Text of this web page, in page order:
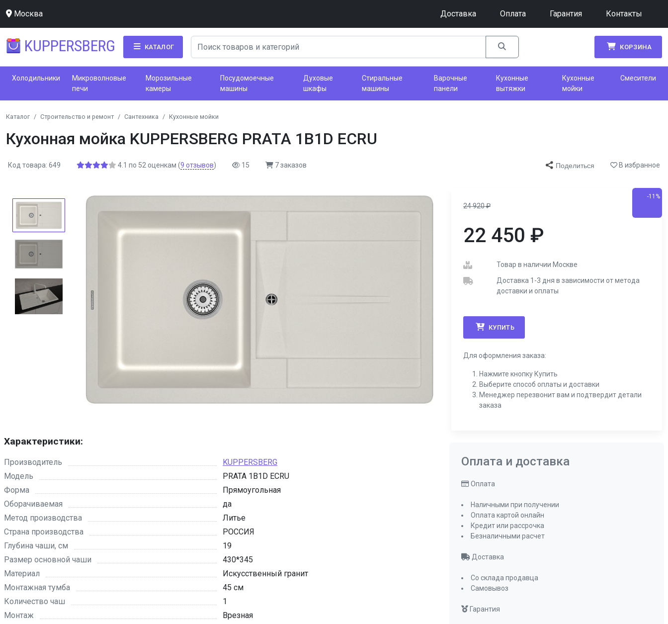
Москва Доставка Оплата Гарантия Контакты
KUPPERSBERG КАТАЛОГ КОРЗИНА
Холодильники
Микроволновые
печи
Морозильные
камеры
Посудомоечные
машины
Духовые
шкафы
Стиральные
машины
Варочные
панели
Кухонные
вытяжки
Кухонные
мойки
Смесители
Каталог Строительство и ремонт Сантехника Кухонные мойки
Кухонная мойка KUPPERSBERG PRATA 1B1D ECRU
Код товара: 649 4.1 по 52 оценкам (9 отзывов) 15 7 заказов Поделиться В избранное
24 920₽
-11%
22 450 ₽
Товар в наличии Москве
Доставка 1-3 дня в зависимости от метода
доставки и оплаты
КУПИТЬ
Для оформления заказа:
Нажмите кнопку Купить
Выберите способ оплаты и доставки
Менеджер перезвонит вам и подтвердит детали
заказа
Характеристики:
Производитель
KUPPERSBERG
Модель
PRATA 1B1D ECRU
Форма
Прямоугольная
Оборачиваемая
да
Метод производства
Литье
Страна производства
РОССИЯ
Глубина чаши, см
19
Размер основной чаши
430*345
Материал
Искусственный гранит
Монтажная тумба
45 см
Количество чаш
1
Монтаж
Врезная
Оплата и доставка
Оплата
Наличными при получении
Оплата картой онлайн
Кредит или рассрочка
Безналичными расчет
Доставка
Со склада продавца
Самовывоз
Гарантия